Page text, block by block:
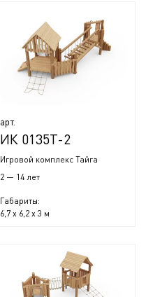
арт.
ИК 0135Т-2
Игровой комплекс Тайга
2 — 14 лет
Габариты:
6,7 x 6,2 x 3 м